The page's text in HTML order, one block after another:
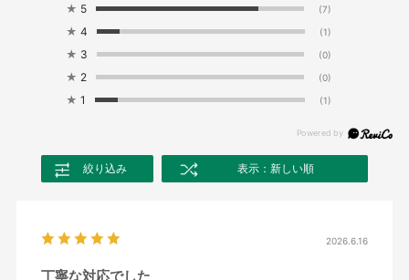
★ 5 (7)
★ 4 (1)
★ 3 (0)
★ 2 (0)
★ 1 (1)
絞り込み 表示：新しい順
2026.6.16
丁寧な対応でした